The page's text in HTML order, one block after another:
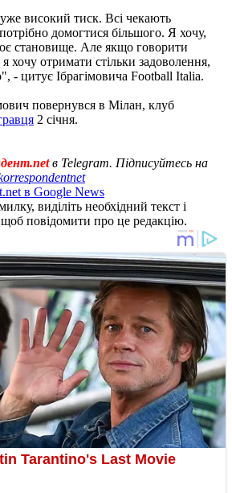
високий тиск. Всі чекають
домогтися більшого. Я хочу,
становище. Але якщо говорити
хочу отримати стільки задоволення,
- цитує Ібрагімовича Football Italia.
повернувся в Мілан, клуб
2 січня.
в Telegram. Підписуйтесь на
в Google News
виділіть необхідний текст і
повідомити про це редакцію.